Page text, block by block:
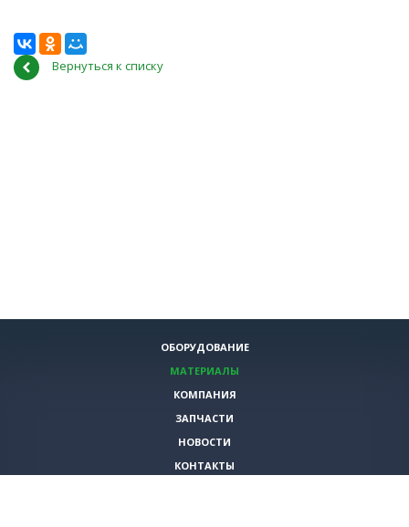
Вернуться к списку
ОБОРУДОВАНИЕ
МАТЕРИАЛЫ
КОМПАНИЯ
ЗАПЧАСТИ
НОВОСТИ
КОНТАКТЫ